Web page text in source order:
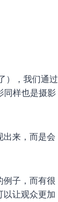
），我们通过
同样也是摄影
出来，而是会
例子，而有很
以让观众更加